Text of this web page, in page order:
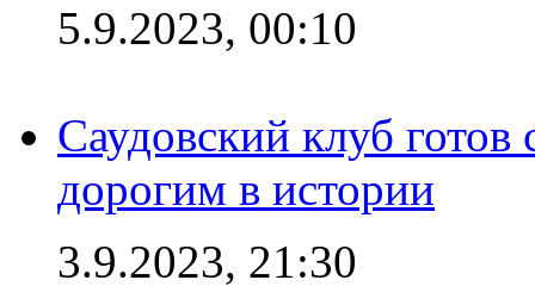
5.9.2023, 00:10
Саудовский клуб
дорогим в истории
3.9.2023, 21:30